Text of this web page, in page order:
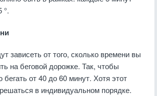
°.
зависеть от того, сколько времени вы
на беговой дорожке. Так, чтобы
бегать от 40 до 60 минут. Хотя этот
в индивидуальном порядке.